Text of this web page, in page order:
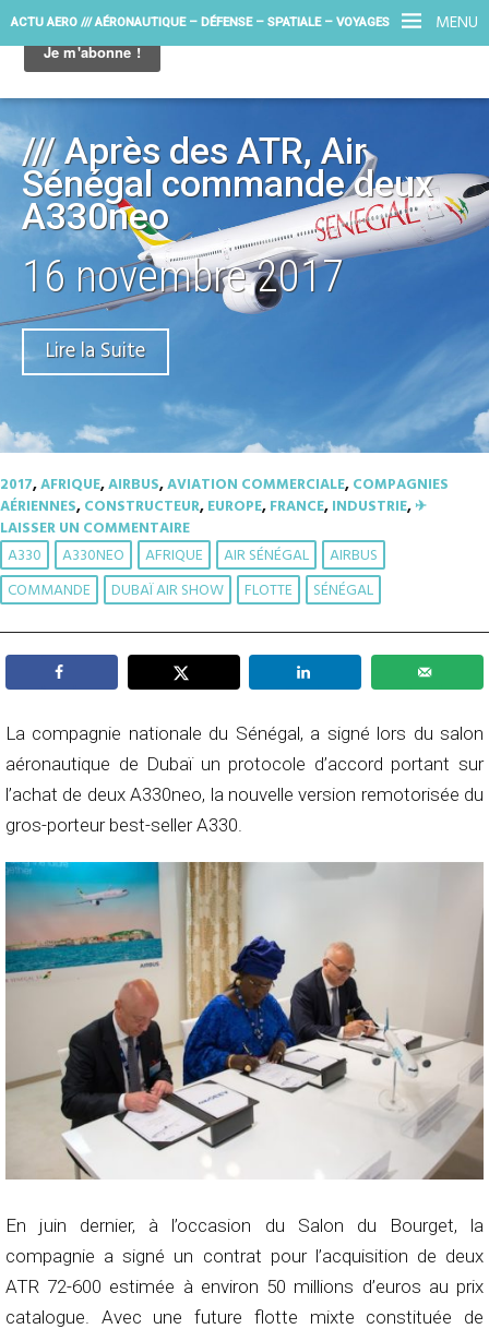
MENU
ACTU AERO /// AÉRONAUTIQUE – DÉFENSE – SPATIALE – VOYAGES
/// Après des ATR, Air
Sénégal commande deux
A330neo
16 novembre 2017
Lire la Suite
2017,AFRIQUE,AIRBUS,AVIATION COMMERCIALE,COMPAGNIES
AÉRIENNES,CONSTRUCTEUR,EUROPE,FRANCE,INDUSTRIE,✈︎
LAISSER UN COMMENTAIRE
A330 A330NEO AFRIQUE AIR SÉNÉGAL
AIRBUS
COMMANDE
DUBAÏ AIR SHOW FLOTTE SÉNÉGAL
La compagnie nationale du Sénégal, a signé lors du salon
aéronautique de Dubaï un protocole d’accord portant sur
l’achat de deux A330neo, la nouvelle version remotorisée du
gros-porteur best-seller A330.
En juin dernier, à l’occasion du Salon du Bourget, la
compagnie a signé un contrat pour l’acquisition de deux
ATR 72-600 estimée à environ 50 millions d’euros au prix
catalogue. Avec une future flotte mixte constituée de